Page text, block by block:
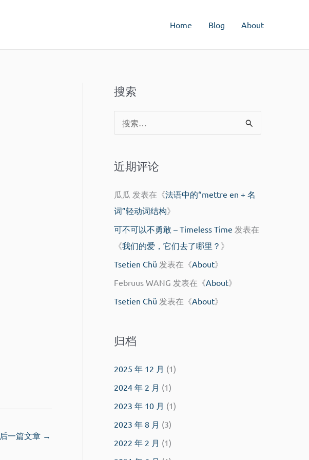
Home Blog About
后一篇文章 →
搜索
索
近期评论
瓜瓜 发表在《法语中的“mettre en + 名
词”轻动词结构》
可不可以不勇敢 – Timeless Time 发表在
《我们的爱，它们去了哪里？ 》
Tsetien Chü 发表在《About》
Februus WANG 发表在《About》
Tsetien Chü 发表在《About》
归档
2025 年 12 月 (1)
2024 年 2 月 (1)
2023 年 10 月 (1)
2023 年 8 月 (3)
2022 年 2 月 (1)